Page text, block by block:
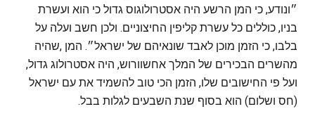
״ונודע, כי המן הרשע היה אסטרולוגוס גדול כי הוא ועשרת
בניו, כוללים כל עשרת קליפין החיצוניים. ולכן חשב ועלה על
בלבו, כי הזמן מוכן לאבד שונאיהם של ישראל״. המן ,שהיה
מהשרים הבכירים של המלך אחשוורוש, היה אסטרולוג גדול,
ועל פי החישובים שלו, הזמן הכי טוב להשמיד את עם ישראל
(חס ושלום) הוא בסוף שנת השבעים לגלות בבל.